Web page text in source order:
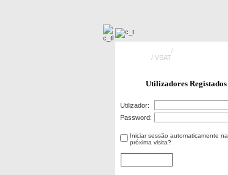
/
/ VSAT
Utilizadores Registados
Utilizador:
Password:
Iniciar sessão automaticamente na
próxima visita?